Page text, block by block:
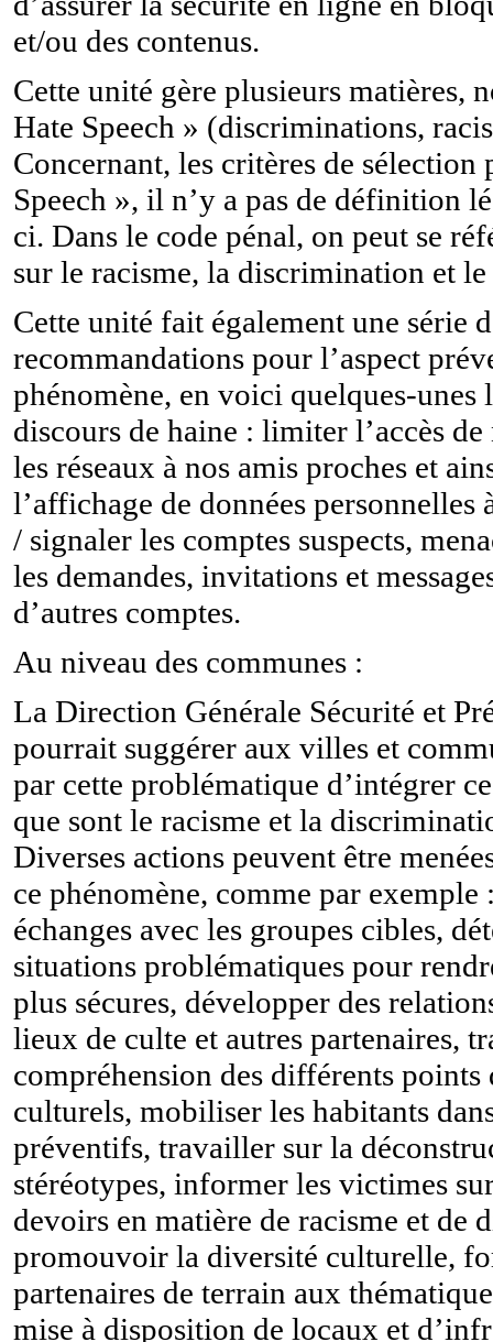
et/ou des contenus.
Cette unité gère plusieurs matières,
Hate Speech » (discriminations,
Concernant, les critères de sélection
Speech », il n’y a pas de définition
ci. Dans le code pénal, on peut se
sur le racisme, la discrimination et le
Cette unité fait également une série
recommandations pour l’aspect
phénomène, en voici quelques-unes
discours de haine : limiter l’accès
les réseaux à nos amis proches et
l’affichage de données personnelles
/ signaler les comptes suspects,
les demandes, invitations et
d’autres comptes.
Au niveau des communes :
La Direction Générale Sécurité et
pourrait suggérer aux villes et
par cette problématique d’intégrer
que sont le racisme et la
Diverses actions peuvent être
ce phénomène, comme par exemple
échanges avec les groupes cibles,
situations problématiques pour
plus sécures, développer des
lieux de culte et autres partenaires,
compréhension des différents points
culturels, mobiliser les habitants
préventifs, travailler sur la
stéréotypes, informer les victimes
devoirs en matière de racisme et de
promouvoir la diversité culturelle,
partenaires de terrain aux
mise à disposition de locaux et